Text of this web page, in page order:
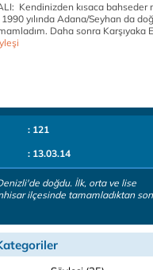
Kendinizden kısaca bahseder
1990 yılında Adana/Seyhan da
Daha sonra Karşıyaka
: 121
: 13.03.14
doğdu. İlk, orta ve lise
ilçesinde tamamladıktan